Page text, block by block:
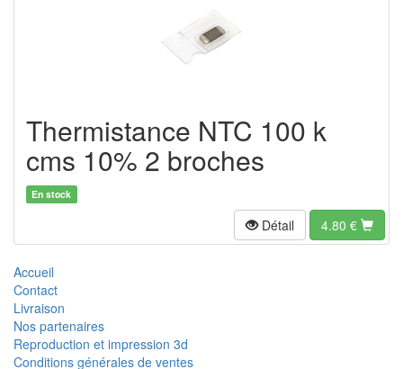
Thermistance NTC 100 k
cms 10% 2 broches
En stock
Détail 4.80 €
Accueil
Contact
Livraison
Nos partenaires
Reproduction et impression 3d
Conditions générales de ventes